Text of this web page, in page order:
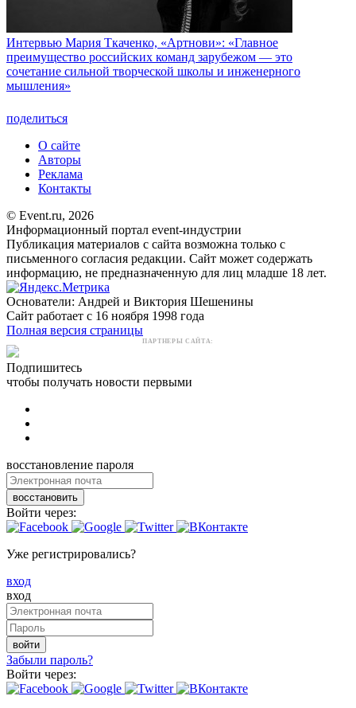
Интервью Мария Ткаченко, «Артнови»: «Главное
преимущество российских команд зарубежом — это
сочетание сильной творческой школы и инженерного
мышления»
поделиться
О сайте
Авторы
Реклама
Контакты
© Event.ru, 2026
Информационный портал event-индустрии
Публикация материалов с сайта возможна только с
письменного согласия редакции. Сайт может содержать
информацию, не предназначенную для лиц младше 18 лет.
Основатели: Андрей и Виктория Шешенины
Сайт работает с 16 ноября 1998 года
Полная версия страницы
ПАРТНЕРЫ САЙТА:
Подпишитесь
чтобы получать новости первыми
восстановление пароля
восстановить
Войти через:
Уже регистрировались?
вход
вход
войти
Забыли пароль?
Войти через: